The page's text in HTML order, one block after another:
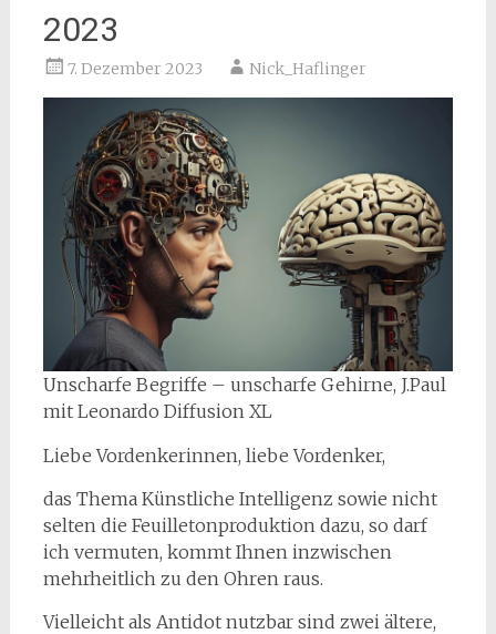
2023
7. Dezember 2023 Nick_Haflinger
Unscharfe Begriffe – unscharfe Gehirne, J.Paul
mit Leonardo Diffusion XL
Liebe Vordenkerinnen, liebe Vordenker,
das Thema Künstliche Intelligenz sowie nicht
selten die Feuilletonproduktion dazu, so darf
ich vermuten, kommt Ihnen inzwischen
mehrheitlich zu den Ohren raus.
Vielleicht als Antidot nutzbar sind zwei ältere,